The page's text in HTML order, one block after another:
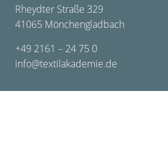
Rheydter Straße 329
41065 Mönchengladbach
+49 2161 – 24 75 0
info@textilakademie.de